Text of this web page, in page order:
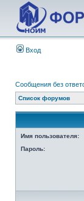
Вход
Сообщения без
Список форумов
Имя пользователя:
Пароль: